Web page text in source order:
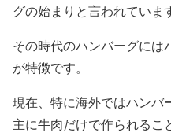
グの始まりと言われていま
その時代のハンバーグには
が特徴です。
現在、特に海外ではハンバ
主に牛肉だけで作られるこ